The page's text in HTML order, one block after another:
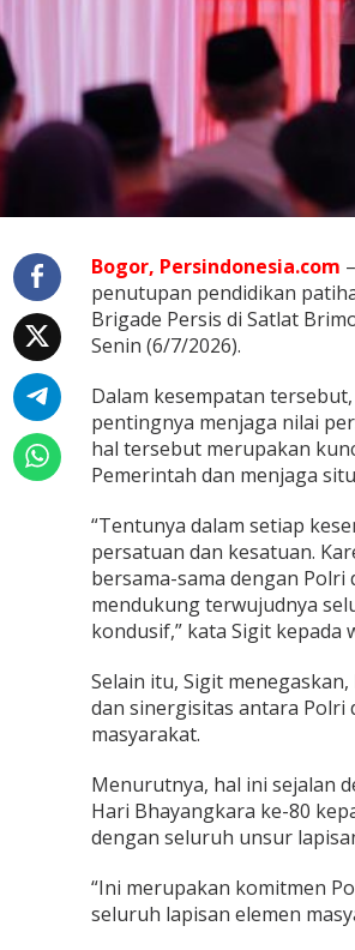
d
r
s
i
K
a
p
o
i
S
e
r
a
n
J
a
g
e
r
s
u
a
n
K
s
Bogor, Persindonesia.com
penutupan pendidikan
Brigade Persis di Satlat
Senin (6/7/2026).
Dalam kesempatan
pentingnya menjaga nilai
hal tersebut merupakan
Pemerintah dan menjaga
“Tentunya dalam setiap
persatuan dan kesatuan.
bersama-sama dengan
mendukung terwujudnya
kondusif,” kata Sigit kepada
Selain itu, Sigit
dan sinergisitas antara Polri
masyarakat.
Menurutnya, hal ini sejalan
Hari Bhayangkara ke-80
dengan seluruh unsur
“Ini merupakan komitmen
seluruh lapisan elemen